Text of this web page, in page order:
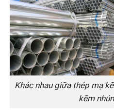
Khác nhau giữa thép mạ
kẽm